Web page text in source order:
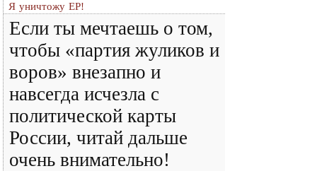
Я уничтожу ЕР!
Если ты мечтаешь о том,
чтобы «партия жуликов и
воров» внезапно и
навсегда исчезла с
политической карты
России, читай дальше
очень внимательно!